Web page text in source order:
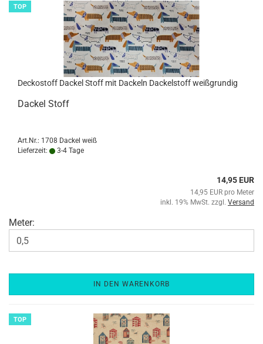
TOP
Dec­ko­stoff Da­ckel Stoff mit Da­ckeln Da­ckel­stoff weiß­grun­dig
Da­ckel Stoff
Art.Nr.: 1708 Dackel weiß
Lieferzeit:
3-4 Tage
14,95 EUR
14,95 EUR pro Meter
inkl. 19% MwSt. zzgl. Versand
Meter:
IN DEN WARENKORB
TOP